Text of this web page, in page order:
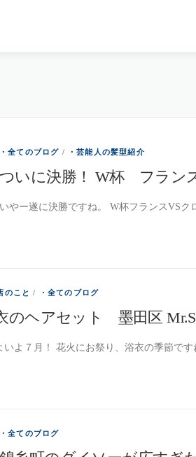
・全てのブログ / ・芸能人の髪型紹介
ついに決勝！ W杯 フラン
いやー遂に決勝ですね。 W杯フランスVSク
のこと / ・全てのブログ
のヘアセット 墨田区
よ７月！ 花火にお祭り、浴衣の季節で
・全てのブログ